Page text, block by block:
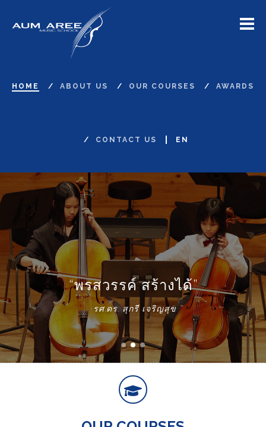
Menu
HOME ABOUT US OUR COURSES AWARDS
CONTACT US EN
“พรสวรรค์ สร้างได้”
รศ.ดร. สุกรี เจริญสุข